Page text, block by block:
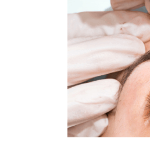
לאפס
את
כל
האפשרויות
cached